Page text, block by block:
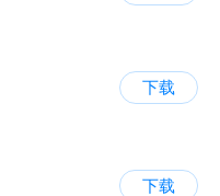
下载
下载